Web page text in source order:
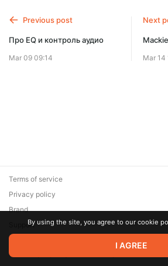
Previous post
Про EQ и контроль аудио
Mar 09 09:14
Next
Mar 14
© 2026 Zaya Solutions Limited. All rights
are the property of their respective owners.
Terms of service
Privacy policy
Brand
SupportBy using the site, you agree to our cookie
I AGREE